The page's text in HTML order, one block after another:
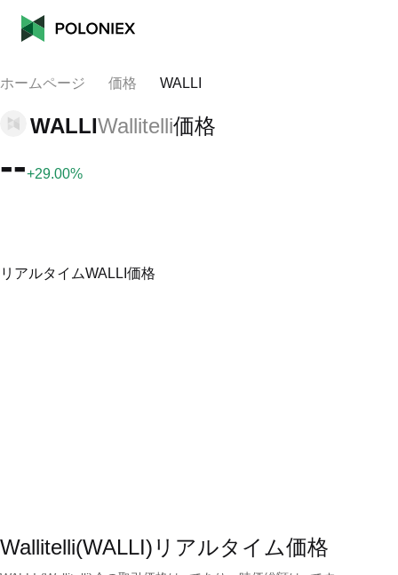
ホームページ 価格 WALLI
WALLIWallitelli価格
--+29.00%
リアルタイムWALLI価格
Wallitelli(WALLI)リアルタイム価格